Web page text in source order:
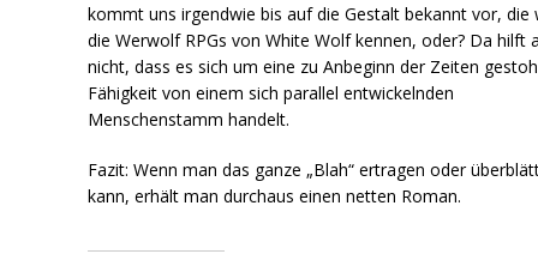
kommt uns irgendwie bis auf die Gestalt bekannt vor, die
die Werwolf RPGs von White Wolf kennen, oder? Da hilft
nicht, dass es sich um eine zu Anbeginn der Zeiten
Fähigkeit von einem sich parallel entwickelnden
Menschenstamm handelt.
Fazit: Wenn man das ganze „Blah“ ertragen oder
kann, erhält man durchaus einen netten Roman.